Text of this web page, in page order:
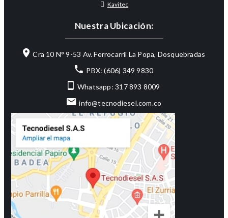
Kavitec
Nuestra Ubicación:
Cra 10 N° 9-53 Av. Ferrocarril La Popa, Dosquebradas
PBX: (606) 349 9830
Whatsapp: 317 893 8009
info@tecnodiesel.com.co